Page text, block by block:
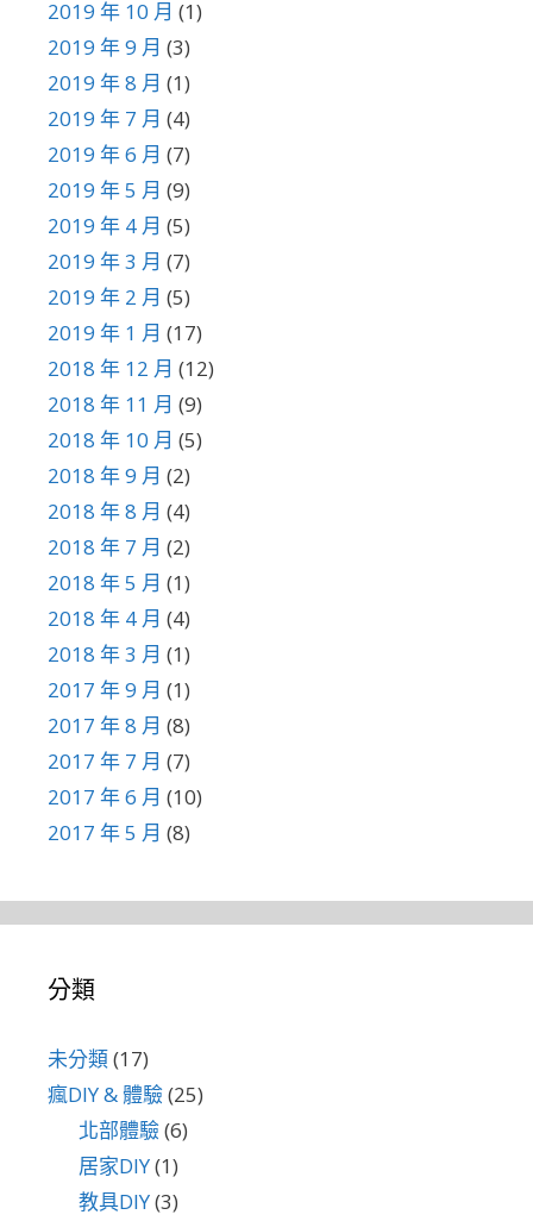
2019 年 10 月 (1)
2019 年 9 月 (3)
2019 年 8 月 (1)
2019 年 7 月 (4)
2019 年 6 月 (7)
2019 年 5 月 (9)
2019 年 4 月 (5)
2019 年 3 月 (7)
2019 年 2 月 (5)
2019 年 1 月 (17)
2018 年 12 月 (12)
2018 年 11 月 (9)
2018 年 10 月 (5)
2018 年 9 月 (2)
2018 年 8 月 (4)
2018 年 7 月 (2)
2018 年 5 月 (1)
2018 年 4 月 (4)
2018 年 3 月 (1)
2017 年 9 月 (1)
2017 年 8 月 (8)
2017 年 7 月 (7)
2017 年 6 月 (10)
2017 年 5 月 (8)
分類
未分類(17)
瘋DIY & 體驗(25)
北部體驗(6)
居家DIY(1)
教具DIY(3)